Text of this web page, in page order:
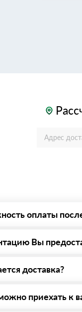
оплаты
Вы
доставка?
которые
приехать к